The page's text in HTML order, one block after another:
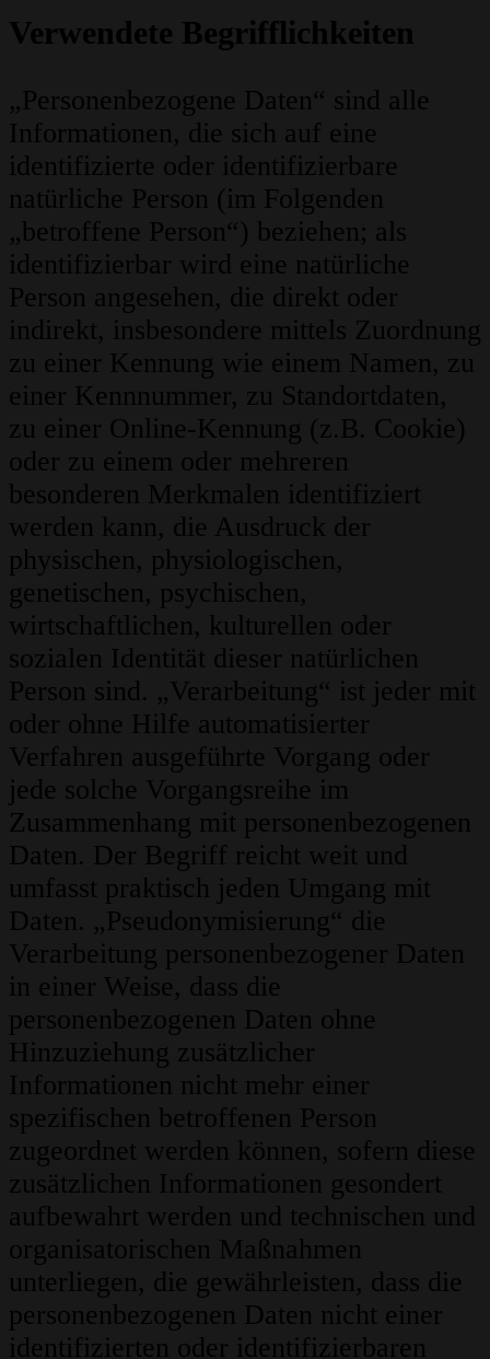
Verwendete Begrifflichkeiten
„Personenbezogene Daten“ sind alle
Informationen, die sich auf eine
identifizierte oder identifizierbare
natürliche Person (im Folgenden
„betroffene Person“) beziehen; als
identifizierbar wird eine natürliche
Person angesehen, die direkt oder
indirekt, insbesondere mittels Zuordnung
zu einer Kennung wie einem Namen, zu
einer Kennnummer, zu Standortdaten,
zu einer Online-Kennung (z.B. Cookie)
oder zu einem oder mehreren
besonderen Merkmalen identifiziert
werden kann, die Ausdruck der
physischen, physiologischen,
genetischen, psychischen,
wirtschaftlichen, kulturellen oder
sozialen Identität dieser natürlichen
Person sind. „Verarbeitung“ ist jeder mit
oder ohne Hilfe automatisierter
Verfahren ausgeführte Vorgang oder
jede solche Vorgangsreihe im
Zusammenhang mit personenbezogenen
Daten. Der Begriff reicht weit und
umfasst praktisch jeden Umgang mit
Daten. „Pseudonymisierung“ die
Verarbeitung personenbezogener Daten
in einer Weise, dass die
personenbezogenen Daten ohne
Hinzuziehung zusätzlicher
Informationen nicht mehr einer
spezifischen betroffenen Person
zugeordnet werden können, sofern diese
zusätzlichen Informationen gesondert
aufbewahrt werden und technischen und
organisatorischen Maßnahmen
unterliegen, die gewährleisten, dass die
personenbezogenen Daten nicht einer
identifizierten oder identifizierbaren